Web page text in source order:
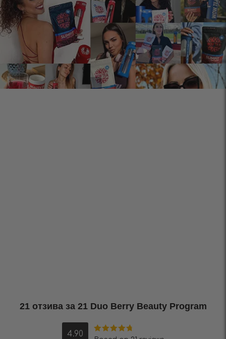
21 отзива за 21 Duo Berry Beauty Program
4.90